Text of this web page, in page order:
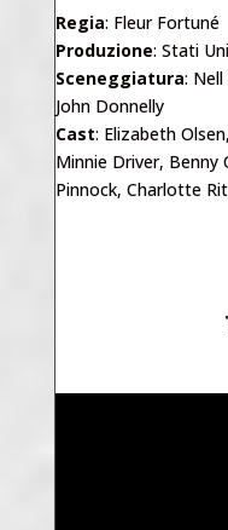
Regia: Fleur Fortuné
Produzione: Stati
Sceneggiatura:
John Donnelly
Cast: Elizabeth
Minnie Driver, Benny
Pinnock, Charlotte